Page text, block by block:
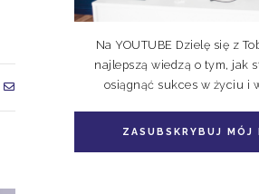
Pakiet książka + e-
Doskonale Niedoskonali
Na YOUTUBE Dzielę się z
najlepszą wiedzą o tym, jak
osiągnąć sukces w życiu i
ZASUBSKRYBUJ MÓJ